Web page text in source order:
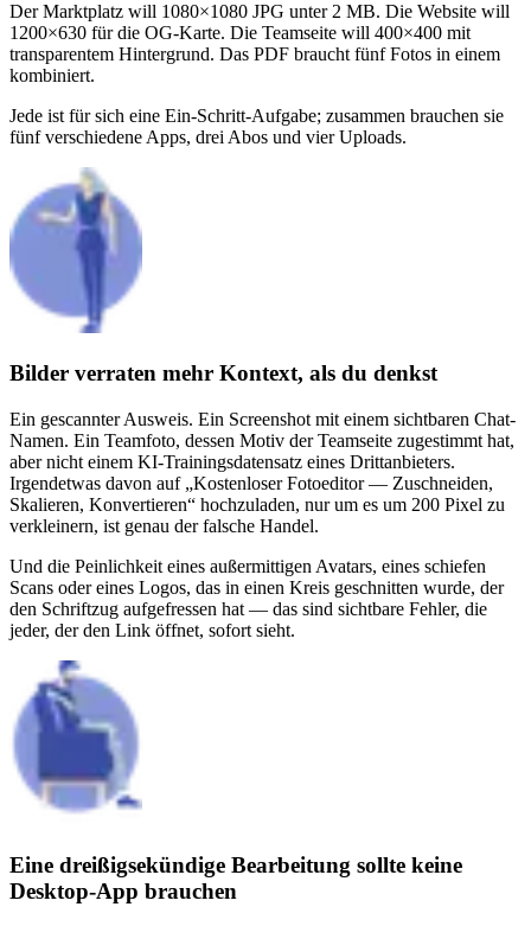
Der Marktplatz will 1080×1080 JPG unter 2 MB. Die Website will
1200×630 für die OG-Karte. Die Teamseite will 400×400 mit
transparentem Hintergrund. Das PDF braucht fünf Fotos in einem
kombiniert.
Jede ist für sich eine Ein-Schritt-Aufgabe; zusammen brauchen sie
fünf verschiedene Apps, drei Abos und vier Uploads.
Bilder verraten mehr Kontext, als du denkst
Ein gescannter Ausweis. Ein Screenshot mit einem sichtbaren Chat-
Namen. Ein Teamfoto, dessen Motiv der Teamseite zugestimmt hat,
aber nicht einem KI-Trainingsdatensatz eines Drittanbieters.
Irgendetwas davon auf „Kostenloser Fotoeditor — Zuschneiden,
Skalieren, Konvertieren“ hochzuladen, nur um es um 200 Pixel zu
verkleinern, ist genau der falsche Handel.
Und die Peinlichkeit eines außermittigen Avatars, eines schiefen
Scans oder eines Logos, das in einen Kreis geschnitten wurde, der
den Schriftzug aufgefressen hat — das sind sichtbare Fehler, die
jeder, der den Link öffnet, sofort sieht.
Eine dreißigsekündige Bearbeitung sollte keine
Desktop-App brauchen